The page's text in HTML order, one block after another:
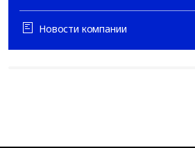
Новости компании